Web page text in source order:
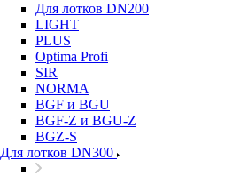
Для лотков DN200
LIGHT
PLUS
Optima Profi
SIR
NORMA
BGF и BGU
BGF-Z и BGU-Z
BGZ-S
Для лотков DN300